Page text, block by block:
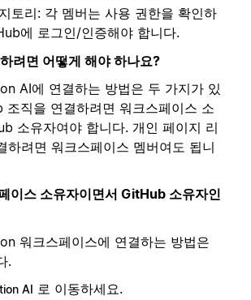
토리: 각 멤버는 사용 권한을 확인하
에 로그인/인증해야 합니다.
려면 어떻게 해야 하나요?
AI에 연결하는 방법은 두 가지가 있
조직을 연결하려면 워크스페이스 소
소유자여야 합니다. 개인 페이지 리
하려면 워크스페이스 멤버여도 됩니
이스 소유자이면서 GitHub 소유자인
워크스페이스에 연결하는 방법은
.
AI 로 이동하세요.